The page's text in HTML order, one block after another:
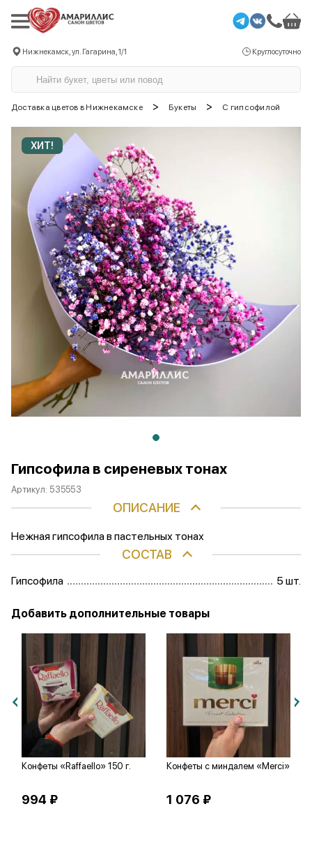
Нижнекамск, ул. Гагарина, 1/1 Круглосуточно
Доставка цветов в Нижнекамске > Букеты > С гипсофилой
ХИТ!
Гипсофила в сиреневых тонах
Артикул: 535553
ОПИСАНИЕ
Нежная гипсофила в пастельных тонах
СОСТАВ
Гипсофила 5 шт.
Добавить дополнительные товары
Конфеты «Raffaello» 150 г.
994 ₽
Конфеты с миндалем «Merci»
1 076 ₽